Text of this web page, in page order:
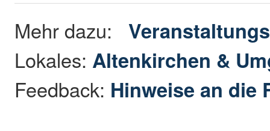
Mehr dazu:
Lokales: Altenkirchen &
Feedback: Hinweise an die